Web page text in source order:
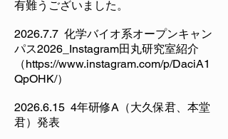
有難うございました。
2026.7.7 化学バイオ系オープンキャン
パス2026_Instagram田丸研究室紹介
（https://www.instagram.com/p/DaciA1
QpOHK/）
​2026.6.15 4年研修A（大久保君、本堂
君）発表